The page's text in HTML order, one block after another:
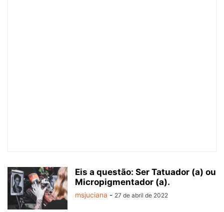
Eis a questão: Ser Tatuador (a) ou
Micropigmentador (a).
msjuciana - 27 de abril de 2022